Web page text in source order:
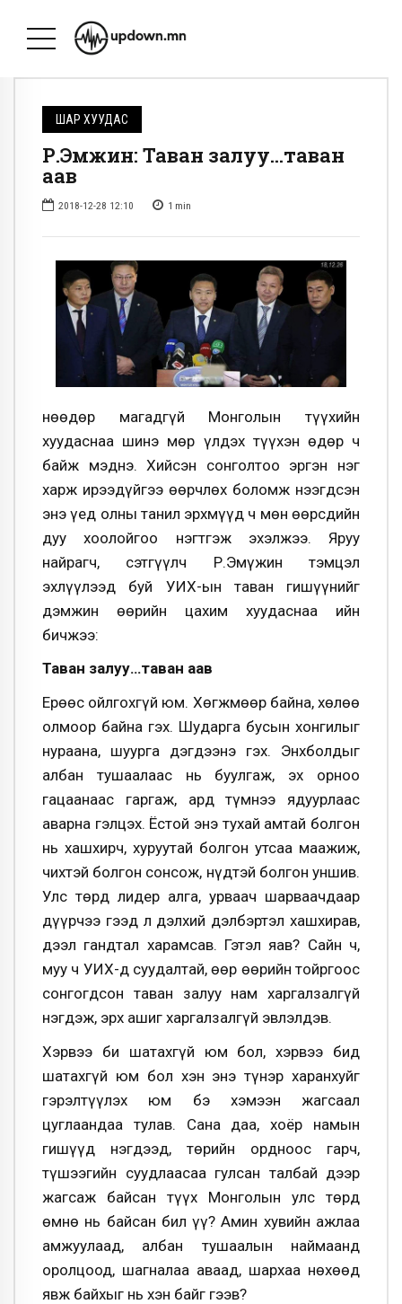
ШАР ХУУДАС
Р.Эмүжин: Таван залуу…таван
аав
2018-12-28 12:10 1 min
Өнөөдөр магадгүй Монголын түүхийн
хуудаснаа шинэ мөр үлдэх түүхэн өдөр ч
байж мэднэ. Хийсэн сонголтоо эргэн нэг
харж ирээдүйгээ өөрчлөх боломж нээгдсэн
энэ үед олны танил эрхмүүд ч мөн өөрсдийн
дуу хоолойгоо нэгтгэж эхэлжээ. Яруу
найрагч, сэтгүүлч Р.Эмүжин тэмцэл
эхлүүлээд буй УИХ-ын таван гишүүнийг
дэмжин өөрийн цахим хуудаснаа ийн
бичжээ:
Таван залуу…таван аав
Ерөөс ойлгохгүй юм. Хөгжмөөр байна, хөлөө
олмоор байна гэх. Шударга бусын хонгилыг
нураана, шуурга дэгдээнэ гэх. Энхболдыг
албан тушаалаас нь буулгаж, эх орноо
гацаанаас гаргаж, ард түмнээ ядуурлаас
аварна гэлцэх. Ёстой энэ тухай амтай болгон
нь хашхирч, хуруутай болгон утсаа маажиж,
чихтэй болгон сонсож, нүдтэй болгон уншив.
Улс төрд лидер алга, урваач шарваачдаар
дүүрчээ гээд л дэлхий дэлбэртэл хашхирав,
дээл гандтал харамсав. Гэтэл яав? Сайн ч,
муу ч УИХ-д суудалтай, өөр өөрийн тойргоос
сонгогдсон таван залуу нам харгалзалгүй
нэгдэж, эрх ашиг харгалзалгүй эвлэлдэв.
Хэрвээ би шатахгүй юм бол, хэрвээ бид
шатахгүй юм бол хэн энэ түнэр харанхуйг
гэрэлтүүлэх юм бэ хэмээн жагсаал
цуглаандаа тулав. Сана даа, хоёр намын
гишүүд нэгдээд, төрийн ордноос гарч,
түшээгийн суудлаасаа гулсан талбай дээр
жагсаж байсан түүх Монголын улс төрд
өмнө нь байсан бил үү? Амин хувийн ажлаа
амжуулаад, албан тушаалын наймаанд
оролцоод, шагналаа аваад, шархаа нөхөөд
явж байхыг нь хэн байг гээв?